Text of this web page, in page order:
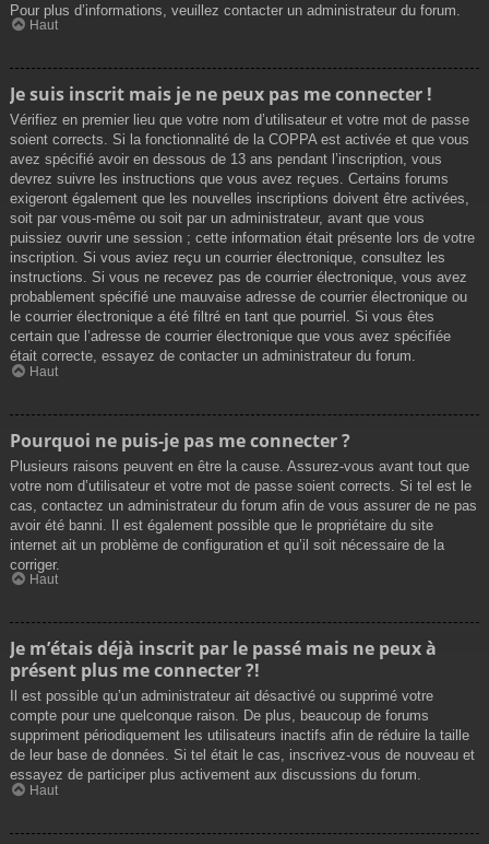
Pour plus d’informations, veuillez contacter un administrateur du forum.
Haut
Je suis inscrit mais je ne peux pas me connecter !
Vérifiez en premier lieu que votre nom d’utilisateur et votre mot de passe
soient corrects. Si la fonctionnalité de la COPPA est activée et que vous
avez spécifié avoir en dessous de 13 ans pendant l’inscription, vous
devrez suivre les instructions que vous avez reçues. Certains forums
exigeront également que les nouvelles inscriptions doivent être activées,
soit par vous-même ou soit par un administrateur, avant que vous
puissiez ouvrir une session ; cette information était présente lors de votre
inscription. Si vous aviez reçu un courrier électronique, consultez les
instructions. Si vous ne recevez pas de courrier électronique, vous avez
probablement spécifié une mauvaise adresse de courrier électronique ou
le courrier électronique a été filtré en tant que pourriel. Si vous êtes
certain que l’adresse de courrier électronique que vous avez spécifiée
était correcte, essayez de contacter un administrateur du forum.
Haut
Pourquoi ne puis-je pas me connecter ?
Plusieurs raisons peuvent en être la cause. Assurez-vous avant tout que
votre nom d’utilisateur et votre mot de passe soient corrects. Si tel est le
cas, contactez un administrateur du forum afin de vous assurer de ne pas
avoir été banni. Il est également possible que le propriétaire du site
internet ait un problème de configuration et qu’il soit nécessaire de la
corriger.
Haut
Je m’étais déjà inscrit par le passé mais ne peux à
présent plus me connecter ?!
Il est possible qu’un administrateur ait désactivé ou supprimé votre
compte pour une quelconque raison. De plus, beaucoup de forums
suppriment périodiquement les utilisateurs inactifs afin de réduire la taille
de leur base de données. Si tel était le cas, inscrivez-vous de nouveau et
essayez de participer plus activement aux discussions du forum.
Haut